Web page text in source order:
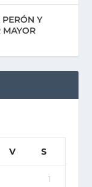
PERÓN Y
MAYOR
V S
1